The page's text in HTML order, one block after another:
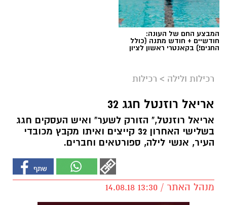
המבצע החם של העונה:
חודשיים + חודש מתנה (כולל
החגים!) בקאנטרי ראשון לציון
רכילות ולילה > רכילות
אריאל רוזנטל חגג 32
אריאל רוזנטל," הזורק לשער" ואיש העסקים חגג
בשלישי האחרון 32 קייצים ואיתו מקבץ מכובדי
העיר, אנשי לילה, ספורטאים וחברים.
מנהל האתר / 13:30 14.08.18